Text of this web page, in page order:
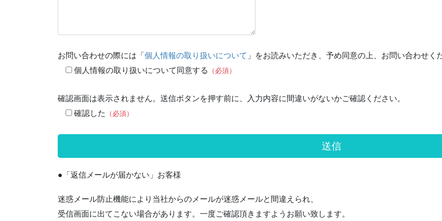
お問い合わせの際には「 個人情報の取り扱いについて 」をお読みいただき、予め同意の上、お問い合わせく
個人情報の取り扱いについて同意する
（必須）
確認画面は表示されません。送信ボタンを押す前に、入力内容に間違いがないかご確認ください。
確認した
（必須）
●「返信メールが届かない」お客様
迷惑メール防止機能により当社からのメールが迷惑メールと間違えられ、
受信画面に出てこない場合があります。一度ご確認頂きますようお願い致します。